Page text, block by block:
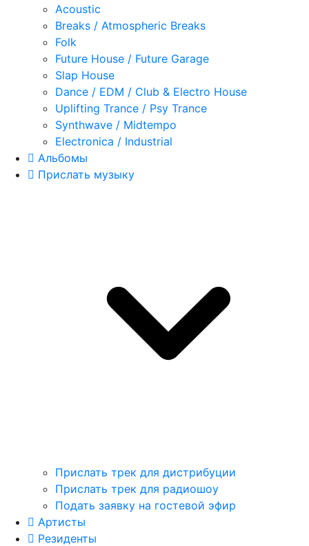
Acoustic
Breaks / Atmospheric Breaks
Folk
Future House / Future Garage
Slap House
Dance / EDM / Club & Electro House
Uplifting Trance / Psy Trance
Synthwave / Midtempo
Electronica / Industrial
Альбомы
Прислать музыку
Прислать трек для дистрибуции
Прислать трек для радиошоу
Подать заявку на гостевой эфир
Артисты
Резиденты